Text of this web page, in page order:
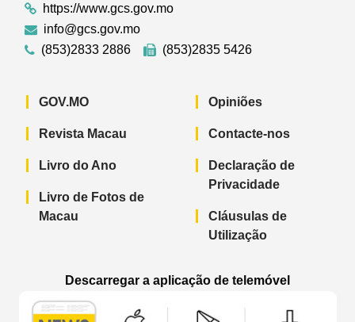
https://www.gcs.gov.mo
info@gcs.gov.mo
(853)2833 2886
(853)2835 5426
GOV.MO
Revista Macau
Livro do Ano
Livro de Fotos de
Macau
Opiniões
Contacte-nos
Declaração de
Privacidade
Cláusulas de
Utilização
Descarregar a aplicação de telemóvel